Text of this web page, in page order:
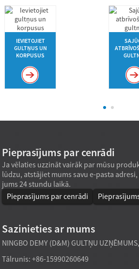
IEVIETOJIET
GULTŅUS UN
KORPUSUS
Pieprasījums par cenrādi
Ja vēlaties uzzināt vairāk par mūsu
lūdzu, atstājiet mums savu e-pasta
jums 24 stundu laikā.
Pieprasījums par cenrādi
Sazinieties ar mums
NINGBO DEMY (D&M) GULTŅU
Tālrunis: +86-15990260649